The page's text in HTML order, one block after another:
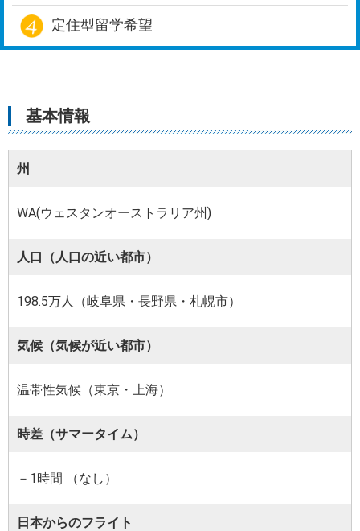
定住型留学希望
基本情報
州
WA(ウェスタンオーストラリア州)
人口（人口の近い都市）
198.5万人（岐阜県・長野県・札幌市）
気候（気候が近い都市）
温帯性気候（東京・上海）
時差（サマータイム）
－1時間 （なし）
日本からのフライト